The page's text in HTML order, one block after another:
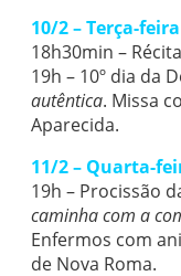
10/2 – Terça-feira
18h30min –
19h – 10º dia da
autêntica. Missa
Aparecida.
11/2 – Quarta-
19h – Procissão
caminha com a
Enfermos com
de Nova Roma.